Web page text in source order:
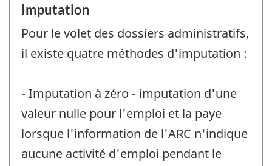
Imputation
Pour le volet des dossiers administratifs,
il existe quatre méthodes d'imputation :
- Imputation à zéro - imputation d'une
valeur nulle pour l'emploi et la paye
lorsque l'information de l'ARC n'indique
aucune activité d'emploi pendant le